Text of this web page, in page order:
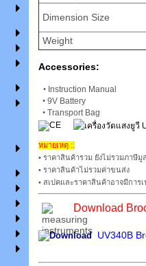
Dimension Size
Weight
Accessories:
•Instruction Manual
•9V Battery
•Transport Bag
หมายเหตุ ::
• ราคาสินค้ารวม ยังไม่รวมภาษีมู
• ราคาสินค้าไม่รวมค่าขนส่ง
• สเปคและราคาสินค้าอาจมีการ
Download
UV340B